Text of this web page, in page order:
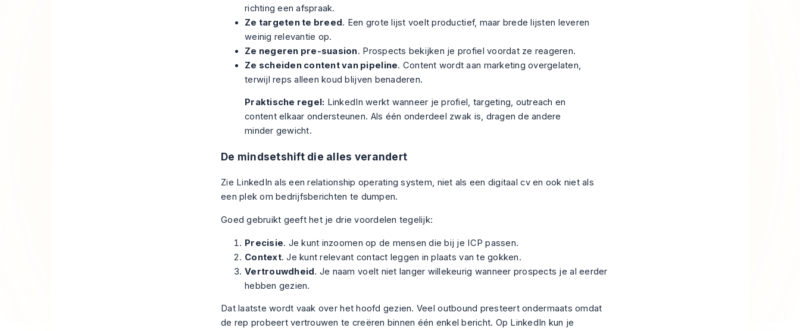
richting een afspraak.
Ze targeten te breed. Een grote lijst voelt productief, maar brede lijsten leveren
weinig relevantie op.
Ze negeren pre-suasion. Prospects bekijken je profiel voordat ze reageren.
Ze scheiden content van pipeline. Content wordt aan marketing overgelaten,
terwijl reps alleen koud blijven benaderen.
Praktische regel: LinkedIn werkt wanneer je profiel, targeting, outreach en
content elkaar ondersteunen. Als één onderdeel zwak is, dragen de andere
minder gewicht.
De mindsetshift die alles verandert
Zie LinkedIn als een relationship operating system, niet als een digitaal cv en ook niet als
een plek om bedrijfsberichten te dumpen.
Goed gebruikt geeft het je drie voordelen tegelijk:
Precisie. Je kunt inzoomen op de mensen die bij je ICP passen.
Context. Je kunt relevant contact leggen in plaats van te gokken.
Vertrouwdheid. Je naam voelt niet langer willekeurig wanneer prospects je al eerder
hebben gezien.
Dat laatste wordt vaak over het hoofd gezien. Veel outbound presteert ondermaats omdat
de rep probeert vertrouwen te creëren binnen één enkel bericht. Op LinkedIn kun je